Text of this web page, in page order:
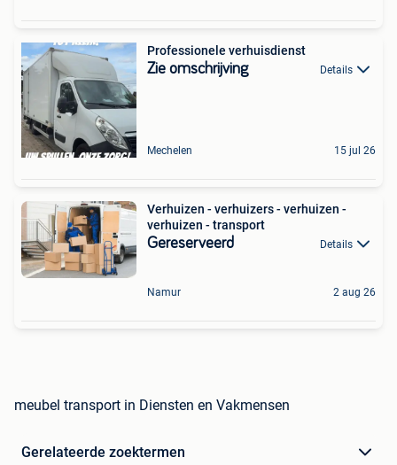
Professionele verhuisdienst
Zie omschrijving Details
Mechelen 15 jul 26
Verhuizen - verhuizers - verhuizen -
verhuizen - transport
Gereserveerd Details
Namur 2 aug 26
meubel transport in Diensten en Vakmensen
Gerelateerde zoektermen